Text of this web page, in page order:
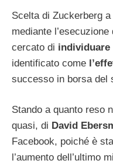
Scelta di Zuckerberg
mediante
cercato di individuare
identificato come
successo in borsa del
Stando a quanto reso
quasi, di David
Facebook, poiché è
l’aumento dell’ultimo